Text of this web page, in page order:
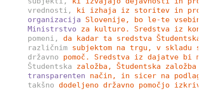
vrednosti,
ki izhaja iz storitev in
organizacija
Slovenije, bo le-te vsebine
Ministrstvo
za kulturo. Sredstva iz
pomeni,
da kadar ta sredstva Študentska
različnim subjektom na trgu, v skladu s
državno
pomoč. Sredstva iz dajatve bi
Študentska
založba, Študentska založba
transparenten
način, in sicer na podlagi
takšno
dodeljeno državno pomočjo izkrivlja